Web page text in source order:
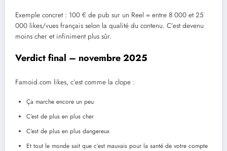
Exemple concret : 100 € de pub sur un Reel = entre 8 000 et 25
000 likes/vues français selon la qualité du contenu. C’est devenu
moins cher et infiniment plus sûr.
Verdict final – novembre 2025
Famoid.com likes, c’est comme la clope :
Ça marche encore un peu
C’est de plus en plus cher
C’est de plus en plus dangereux
Et tout le monde sait que c’est mauvais pour la santé de votre compte